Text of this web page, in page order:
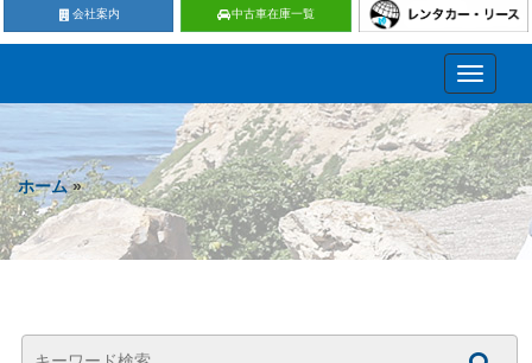
会社案内 中古車在庫一覧
Toggle
ホーム»